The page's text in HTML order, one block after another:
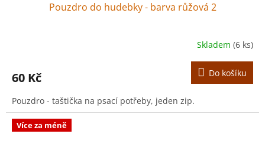
Pouzdro do hudebky - barva růžová 2
Skladem (6 ks)
60 Kč Do košíku
Pouzdro - taštička na psací potřeby, jeden zip.
Více za méně